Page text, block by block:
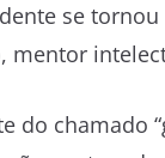
se
mentor
do chamado